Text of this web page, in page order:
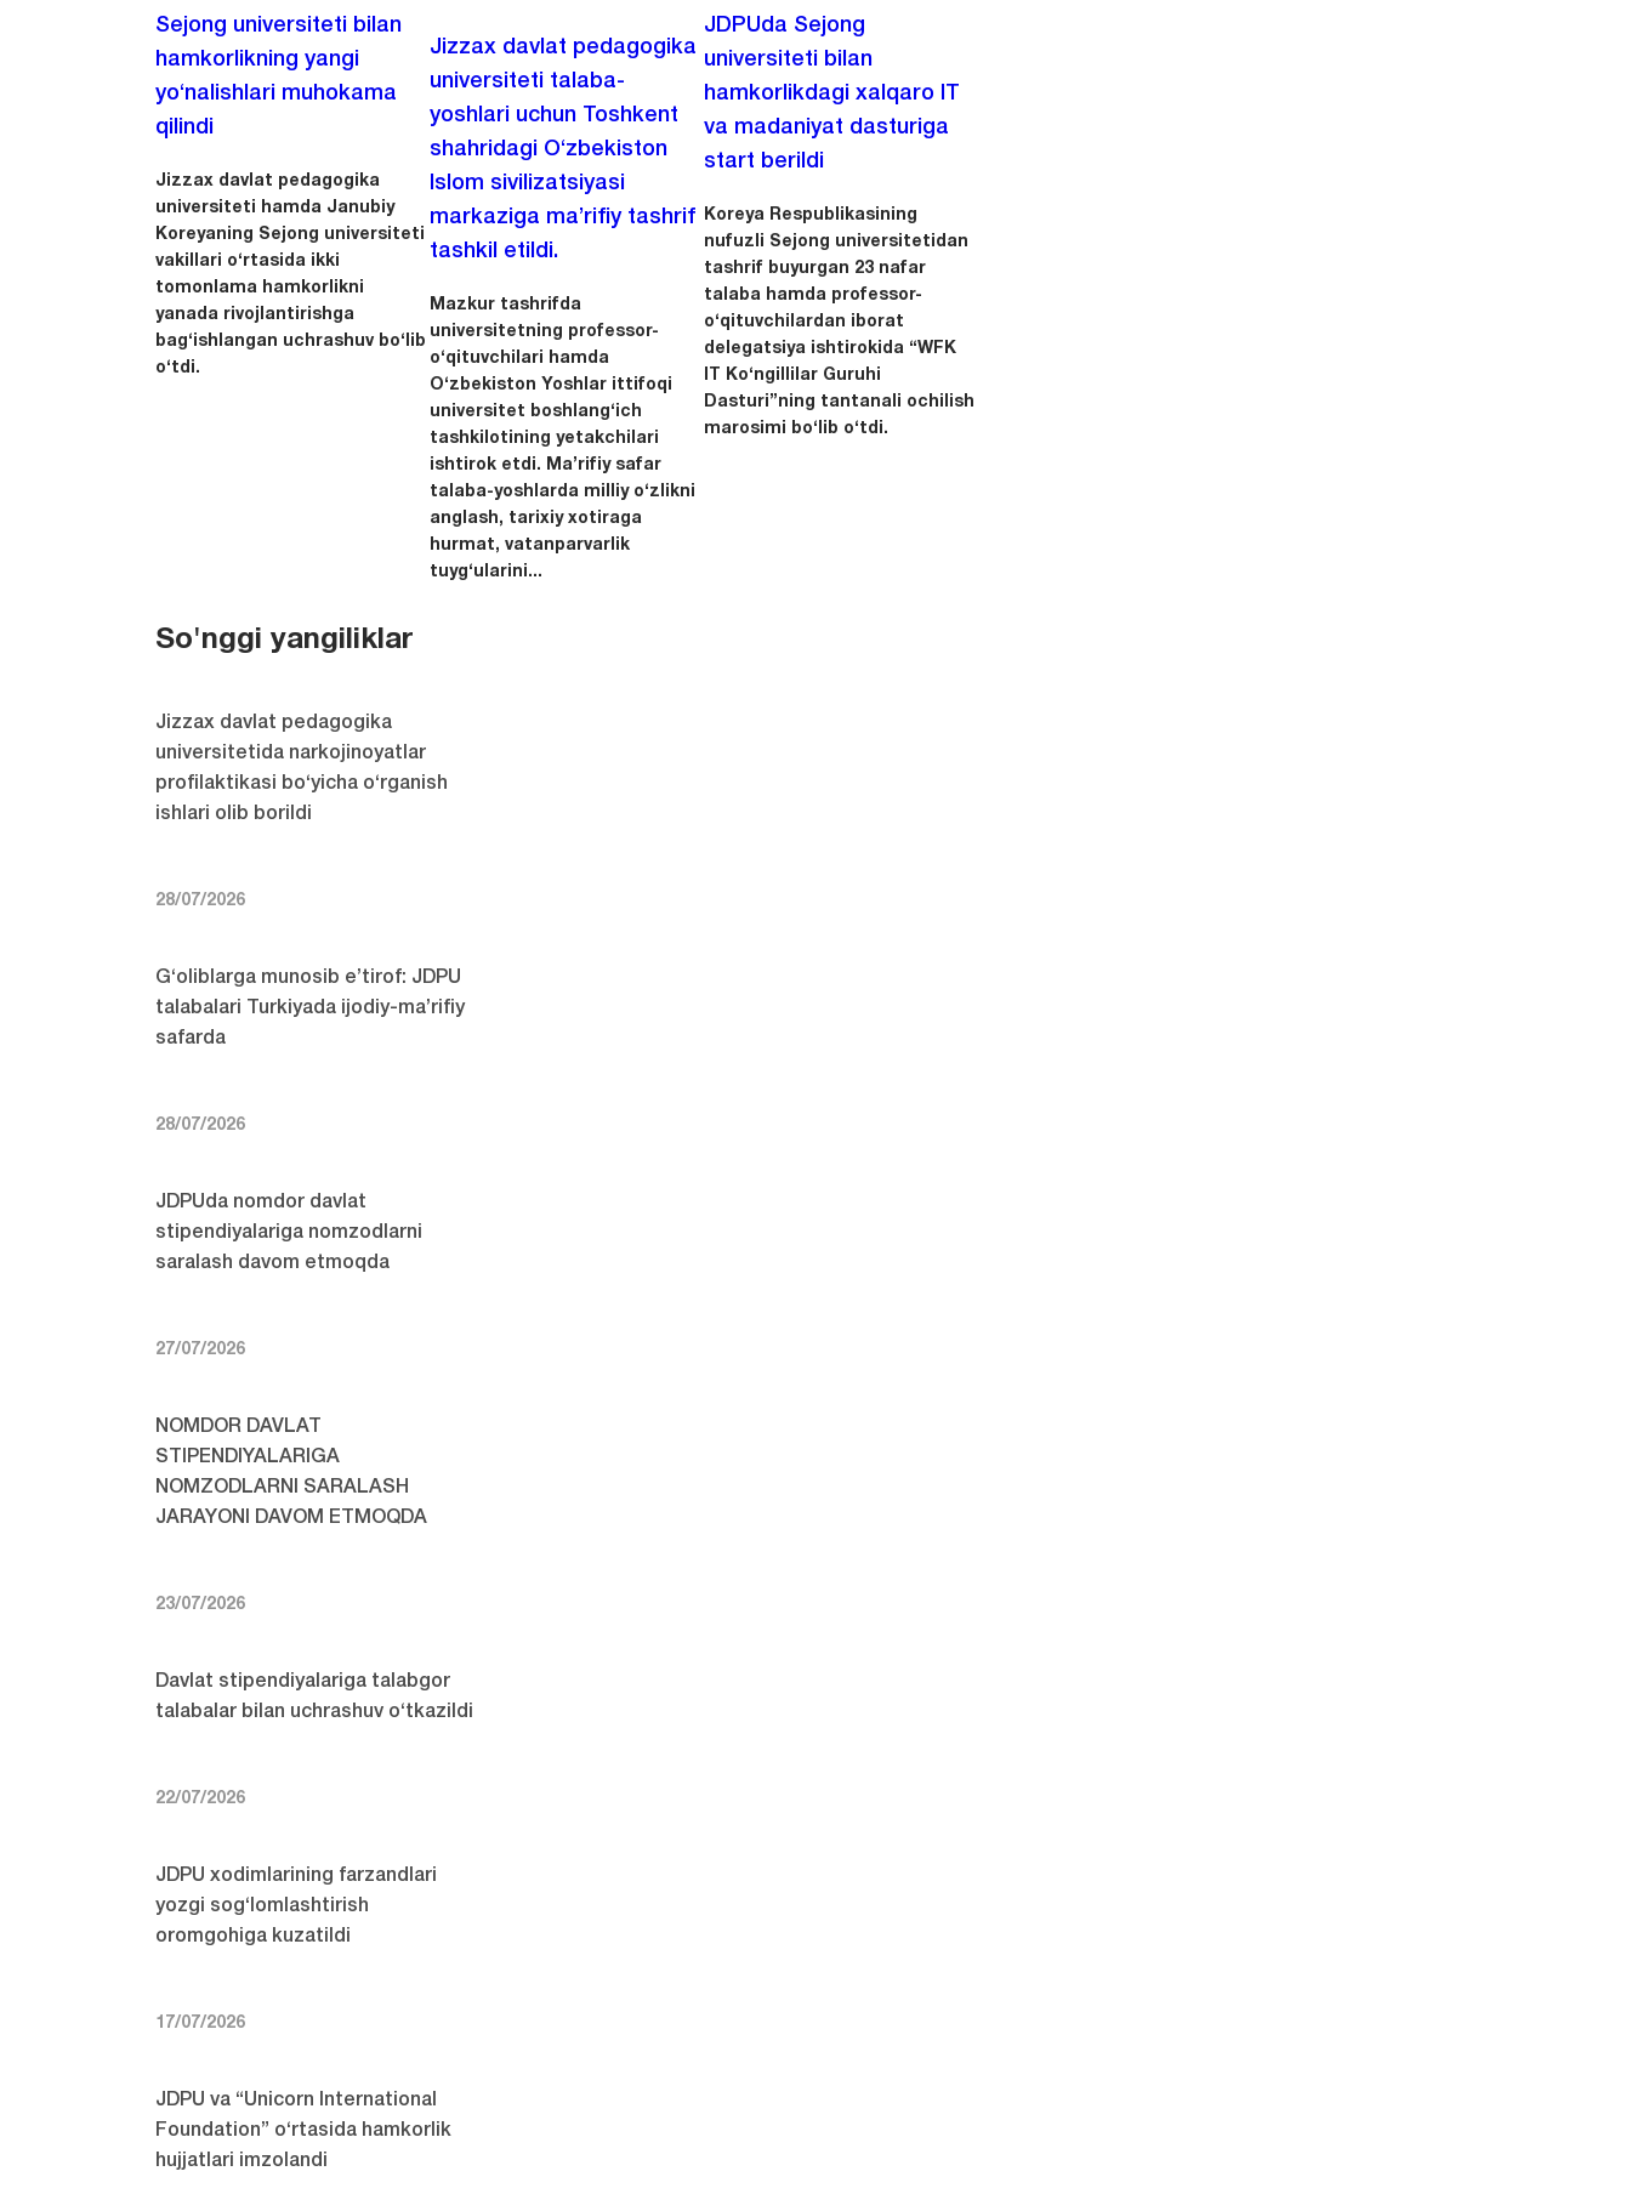
Sejong universiteti bilan
hamkorlikning yangi
yo‘nalishlari muhokama
qilindi
Jizzax davlat pedagogika
universiteti hamda Janubiy
Koreyaning Sejong universiteti
vakillari o‘rtasida ikki
tomonlama hamkorlikni
yanada rivojlantirishga
bag‘ishlangan uchrashuv bo‘lib
o‘tdi.
Jizzax davlat pedagogika
universiteti talaba-
yoshlari uchun Toshkent
shahridagi O‘zbekiston
Islom sivilizatsiyasi
markaziga ma’rifiy tashrif
tashkil etildi.
Mazkur tashrifda
universitetning professor-
o‘qituvchilari hamda
O‘zbekiston Yoshlar ittifoqi
universitet boshlang‘ich
tashkilotining yetakchilari
ishtirok etdi. Ma’rifiy safar
talaba-yoshlarda milliy o‘zlikni
anglash, tarixiy xotiraga
hurmat, vatanparvarlik
tuyg‘ularini...
JDPUda Sejong
universiteti bilan
hamkorlikdagi xalqaro IT
va madaniyat dasturiga
start berildi
Koreya Respublikasining
nufuzli Sejong universitetidan
tashrif buyurgan 23 nafar
talaba hamda professor-
o‘qituvchilardan iborat
delegatsiya ishtirokida “WFK
IT Ko‘ngillilar Guruhi
Dasturi”ning tantanali ochilish
marosimi bo‘lib o‘tdi.
So'nggi yangiliklar
Jizzax davlat pedagogika
universitetida narkojinoyatlar
profilaktikasi bo‘yicha o‘rganish
ishlari olib borildi
28/07/2026
G‘oliblarga munosib e’tirof: JDPU
talabalari Turkiyada ijodiy-ma’rifiy
safarda
28/07/2026
JDPUda nomdor davlat
stipendiyalariga nomzodlarni
saralash davom etmoqda
27/07/2026
NOMDOR DAVLAT
STIPENDIYALARIGA
NOMZODLARNI SARALASH
JARAYONI DAVOM ETMOQDA
23/07/2026
Davlat stipendiyalariga talabgor
talabalar bilan uchrashuv o‘tkazildi
22/07/2026
JDPU xodimlarining farzandlari
yozgi sog‘lomlashtirish
oromgohiga kuzatildi
17/07/2026
JDPU va “Unicorn International
Foundation” o‘rtasida hamkorlik
hujjatlari imzolandi